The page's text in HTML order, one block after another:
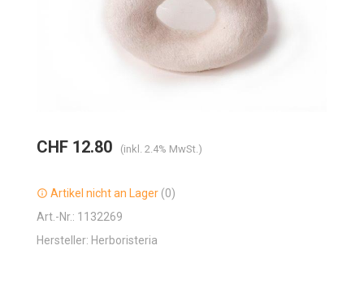
CHF 12.80 (inkl. 2.4% MwSt.)
info_outline Artikel nicht an Lager (0)
Art.-Nr.: 1132269
Hersteller: Herboristeria